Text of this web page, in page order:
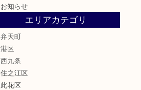
お知らせ
エリアカテゴリ
弁天町
港区
西九条
住之江区
此花区